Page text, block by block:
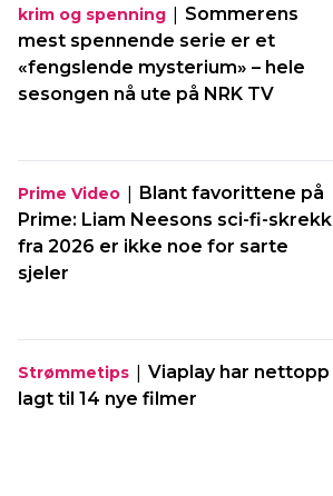
krim og spenning | Sommerens
mest spennende serie er et
«fengslende mysterium» – hele
sesongen nå ute på NRK TV
Prime Video | Blant favorittene på
Prime: Liam Neesons sci-fi-skrekk
fra 2026 er ikke noe for sarte
sjeler
Strømmetips | Viaplay har nettopp
lagt til 14 nye filmer